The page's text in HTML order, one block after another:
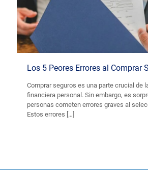
Los 5 Peores Errores al Comprar
Comprar seguros es una parte crucial de
financiera personal. Sin embargo, es
personas cometen errores graves al
Estos errores […]